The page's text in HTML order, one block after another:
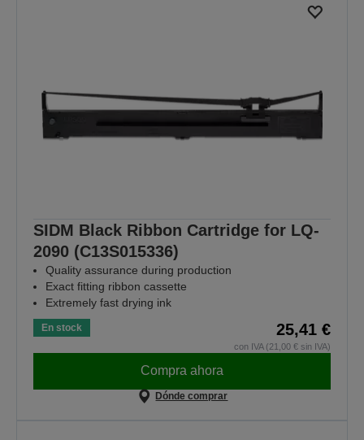
SIDM Black Ribbon Cartridge for LQ-
2090 (C13S015336)
Quality assurance during production
Exact fitting ribbon cassette
Extremely fast drying ink
En stock 25,41 €
con IVA (21,00 € sin IVA)
Compra ahora
Dónde comprar